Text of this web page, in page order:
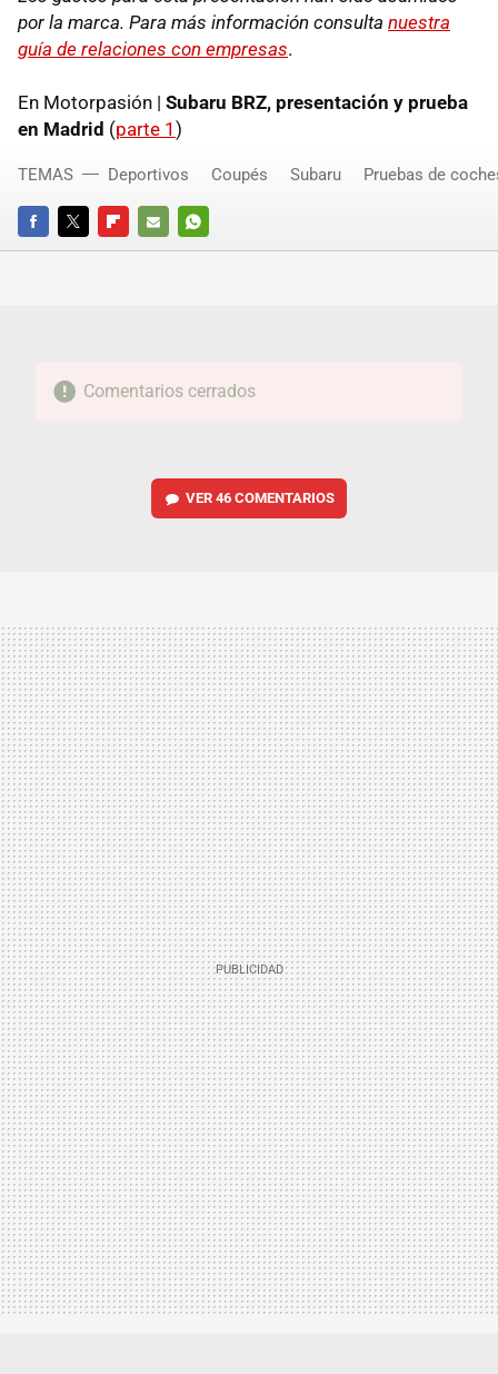
por la marca. Para más información consulta nuestra
guía de relaciones con empresas.
En Motorpasión | Subaru BRZ, presentación y prueba
en Madrid (parte 1 )
FACEBOOKTWITTERFLIPBOARD
E-
WHATSAPP
TEMAS Deportivos Coupés Subaru Pruebas de
Comentarios cerrados
VER 46 COMENTARIOS